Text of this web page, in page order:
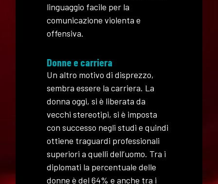
linguaggio facile per la
comunicazione violenta e
offensiva.
Donne e carriera
Un altro motivo di disprezzo,
sembra essere la carriera. La
donna oggi, si è liberata da
vecchi stereotipi, si è imposta
con successo negli studi e quindi
ottiene traguardi professionali
superiori a quelli dell’uomo. Tra i
diplomati la percentuale delle
donne è del 64% e anche tra i